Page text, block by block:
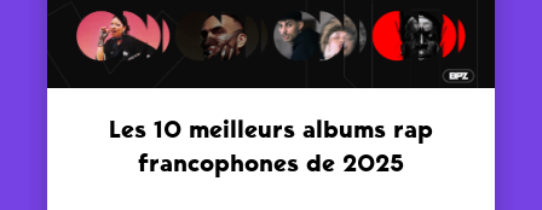
Les 10 meilleurs albums rap
francophones de 2025